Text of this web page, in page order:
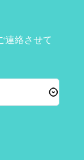
連絡させて